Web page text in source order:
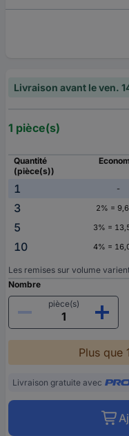
Livraison avant le ven.
1 pièce(s)
Quantité
(pièce(s))
1 -
3
2% =
5
3% =
10
4% =
Les remises sur volume
Nombre
pièce(s)
Plus que
Livraison gratuite avec